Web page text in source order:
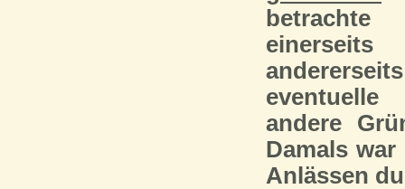
eventuelle
andere
Damals
Anlässen